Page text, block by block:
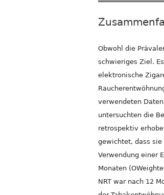
Obwohl die
schwieriges Ziel.
elektronische
verwendeten
untersuchten die
retrospektiv
gewichtet, dass
Verwendung einer
Monaten
NRT war nach 12